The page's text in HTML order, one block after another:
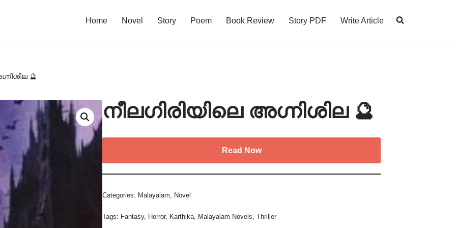
Home Novel Story Poem Book Review Story PDF Write Article
🔮
നീലഗിരിയിലെ അഗ്നിശില 🔮
Read Now
Categories: Malayalam, Novel
Tags: Fantasy, Horror, Karthika, Malayalam Novels,Thriller